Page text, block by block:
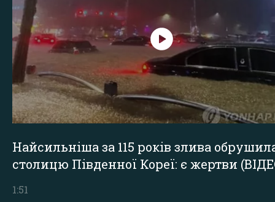
Найсильніша за 115 років злива
столицю Південної Кореї: є жертви
1:51